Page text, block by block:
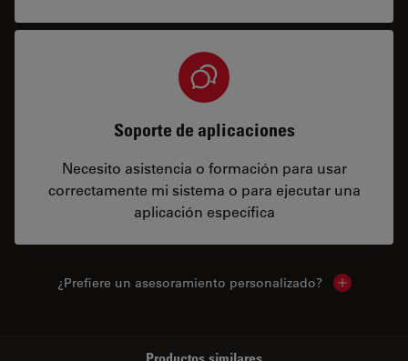
Soporte de aplicaciones
Necesito asistencia o formación para usar
correctamente mi sistema o para ejecutar una
aplicación específica
¿Prefiere un asesoramiento personalizado? Show local